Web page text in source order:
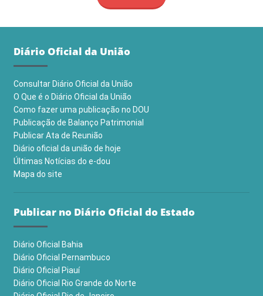
Diário Oficial da União
Consultar Diário Oficial da União
O Que é o Diário Oficial da União
Como fazer uma publicação no DOU
Publicação de Balanço Patrimonial
Publicar Ata de Reunião
Diário oficial da união de hoje
Últimas Notícias do e-dou
Mapa do site
Publicar no Diário Oficial do Estado
Diário Oficial Bahia
Diário Oficial Pernambuco
Diário Oficial Piauí
Diário Oficial Rio Grande do Norte